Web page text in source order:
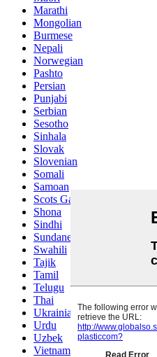
Marathi
Mongolian
Burmese
Nepali
Norwegian
Pashto
Persian
Punjabi
Serbian
Sesotho
Sinhala
Slovak
Slovenian
Somali
Samoan
Scots Gaelic
Shona
Sindhi
Sundanese
Swahili
Tajik
Tamil
Telugu
Thai
Ukrainian
Urdu
Uzbek
Vietnamese